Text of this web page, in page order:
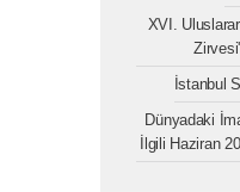
XVI.
İstanbul
Dünyadaki
İlgili Haziran